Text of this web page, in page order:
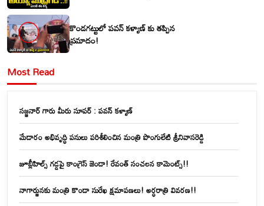
కొండగట్టులో పవన్ కళ్యాణ్ కు తప్పిన
ప్రమాదం!
Most Read
సజ్జనార్ గారు మీరు సూపర్ : పవన్ కళ్యాణ్
మేడారం అభివృద్ధి పనులు పరిశీలించిన మంత్రి పొంగులేటి శ్రీనివాసరెడ్డి
జూబ్లీహిల్స్‌ గడ్డపై కాంగ్రెస్ జెండా! రేవంత్ సంచలన కామెంట్స్!!
నాగార్జునకు మంత్రి కొండా సురేఖ క్షమాపణలు! అర్ధరాత్రి వివరణ!!